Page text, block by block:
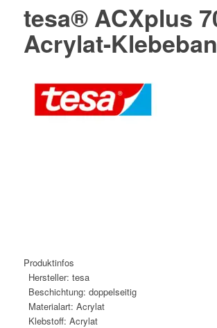
tesa® ACXplus
Acrylat-
Produktinfos
Hersteller: tesa
Beschichtung: doppelseitig
Materialart: Acrylat
Klebstoff: Acrylat